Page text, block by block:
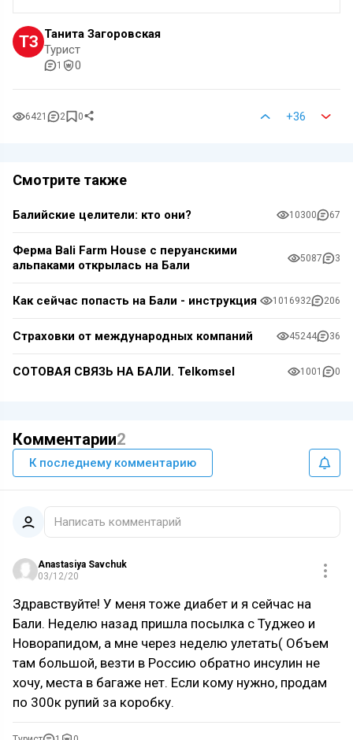
ТЗ Танита Загоровская
Турист
1 0
6421 2 0 +36
Смотрите также
Балийские целители: кто они? 10300 67
Ферма Bali Farm House с перуанскими
альпаками открылась на Бали
5087 3
Как сейчас попасть на Бали - инструкция 1016932 206
Страховки от международных компаний 45244 36
СОТОВАЯ СВЯЗЬ НА БАЛИ. Telkomsel 1001 0
Комментарии2
К последнему комментарию
Написать комментарий
Anastasiya Savchuk
03/12/20
Здравствуйте! У меня тоже диабет и я сейчас на
Бали. Неделю назад пришла посылка с Туджео и
Новорапидом, а мне через неделю улетать( Объем
там большой, везти в Россию обратно инсулин не
хочу, места в багаже нет. Если кому нужно, продам
по 300к рупий за коробку.